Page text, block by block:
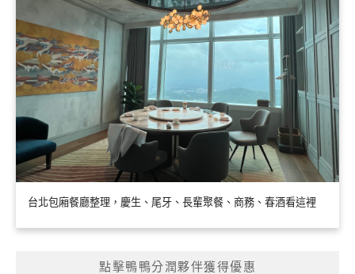
台北包廂餐廳整理，慶生、尾牙、長輩聚餐、商務、春酒看這裡
點擊鴨鴨分潤夥伴獲得優惠